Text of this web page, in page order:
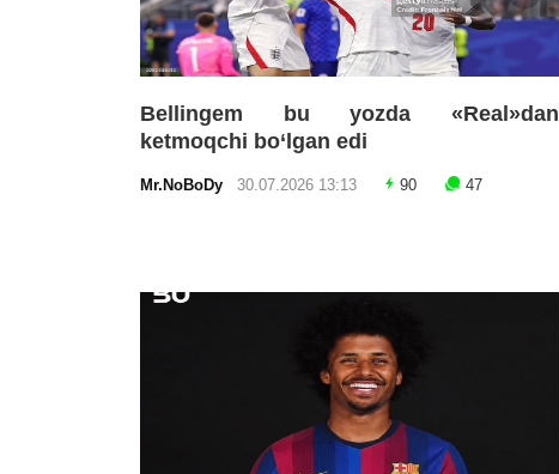
Bellingem bu yozda «Real»dan
ketmoqchi bo‘lgan edi
Mr.NoBoDy 30.07.2026 13:13 90 47